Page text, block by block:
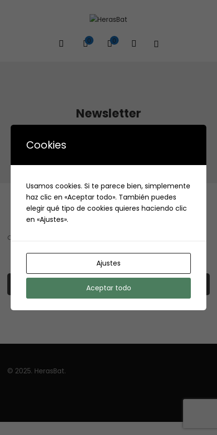
0 0
Newsletter
Correo electrónico
Cookies
Usamos cookies. Si te parece bien, simplemente
haz clic en «Aceptar todo». También puedes
elegir qué tipo de cookies quieres haciendo clic
en «Ajustes».
Ajustes
Aceptar todo
© 2025. HerasBat.